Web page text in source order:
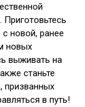
Приготовьтесь
новой, ранее
новых
выживать на
станьте
призванных
в путь!